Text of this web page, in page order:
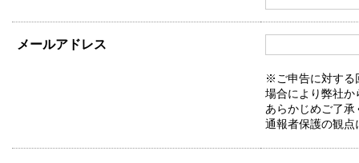
メールアドレス
※ご申告に対する
場合により弊社か
あらかじめご了承
通報者保護の観点